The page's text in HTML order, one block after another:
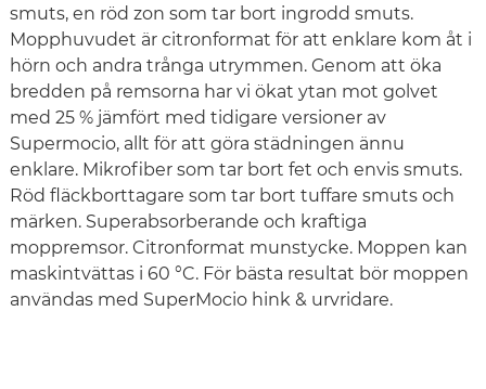
smuts, en röd zon som tar bort ingrodd smuts.
Mopphuvudet är citronformat för att enklare kom åt i
hörn och andra trånga utrymmen. Genom att öka
bredden på remsorna har vi ökat ytan mot golvet
med 25 % jämfört med tidigare versioner av
Supermocio, allt för att göra städningen ännu
enklare. Mikrofiber som tar bort fet och envis smuts.
Röd fläckborttagare som tar bort tuffare smuts och
märken. Superabsorberande och kraftiga
moppremsor. Citronformat munstycke. Moppen kan
maskintvättas i 60 °C. För bästa resultat bör moppen
användas med SuperMocio hink & urvridare.